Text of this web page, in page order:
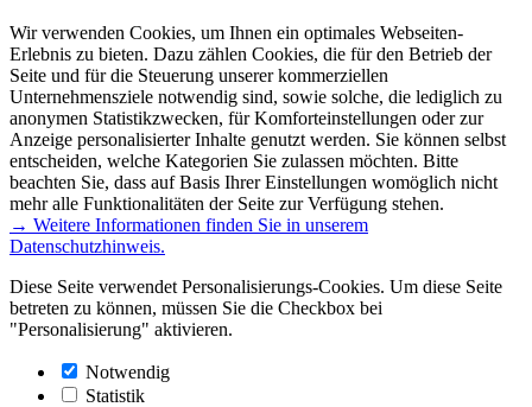
Wir verwenden Cookies, um Ihnen ein optimales Webseiten-
Erlebnis zu bieten. Dazu zählen Cookies, die für den Betrieb der
Seite und für die Steuerung unserer kommerziellen
Unternehmensziele notwendig sind, sowie solche, die lediglich zu
anonymen Statistikzwecken, für Komforteinstellungen oder zur
Anzeige personalisierter Inhalte genutzt werden. Sie können selbst
entscheiden, welche Kategorien Sie zulassen möchten. Bitte
beachten Sie, dass auf Basis Ihrer Einstellungen womöglich nicht
mehr alle Funktionalitäten der Seite zur Verfügung stehen.
→ Weitere Informationen finden Sie in unserem
Datenschutzhinweis.
Diese Seite verwendet Personalisierungs-Cookies. Um diese Seite
betreten zu können, müssen Sie die Checkbox bei
"Personalisierung" aktivieren.
Notwendig
Statistik